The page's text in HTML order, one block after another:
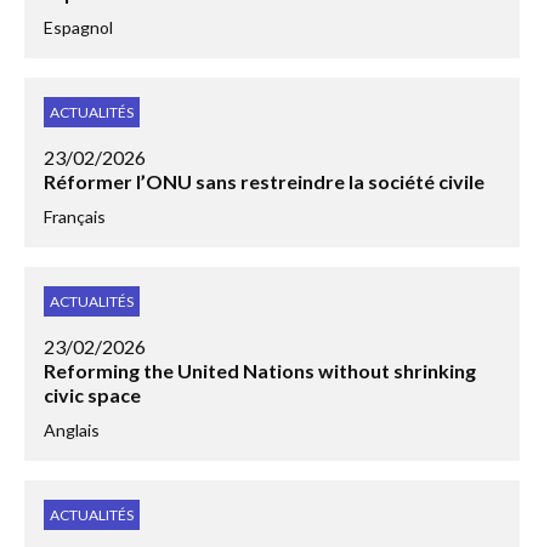
Espagnol
ACTUALITÉS
23/02/2026
Réformer l’ONU sans restreindre la société civile
Français
ACTUALITÉS
23/02/2026
Reforming the United Nations without shrinking
civic space
Anglais
ACTUALITÉS